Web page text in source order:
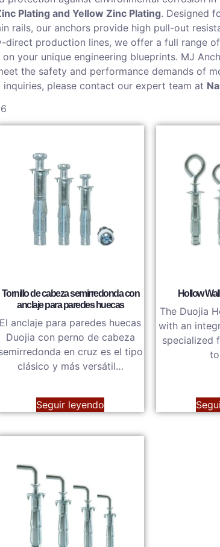
Plating and Yellow Zinc Plating. Designed
rails, our anchors provide high pull-out
direct production lines, we offer a full range
your unique engineering blueprints. MJ
the safety and performance demands of
please contact our expert team at
Tornillo de cabeza semirredonda con
anclaje para paredes huecas
El anclaje para paredes huecas
Duojia con perno de cabeza
en cruz es el tipo
clásico y más versátil…
Seguir leyendo
Hollow
The Duojia
with an
specialized